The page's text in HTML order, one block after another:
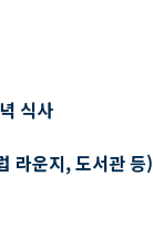
식사
라운지, 도서관 등)